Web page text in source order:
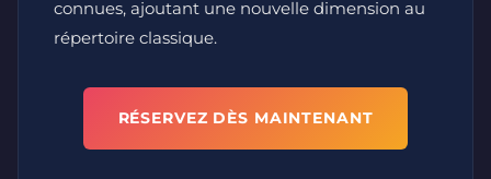
connues, ajoutant une nouvelle dimension au
répertoire classique.
RÉSERVEZ DÈS MAINTENANT